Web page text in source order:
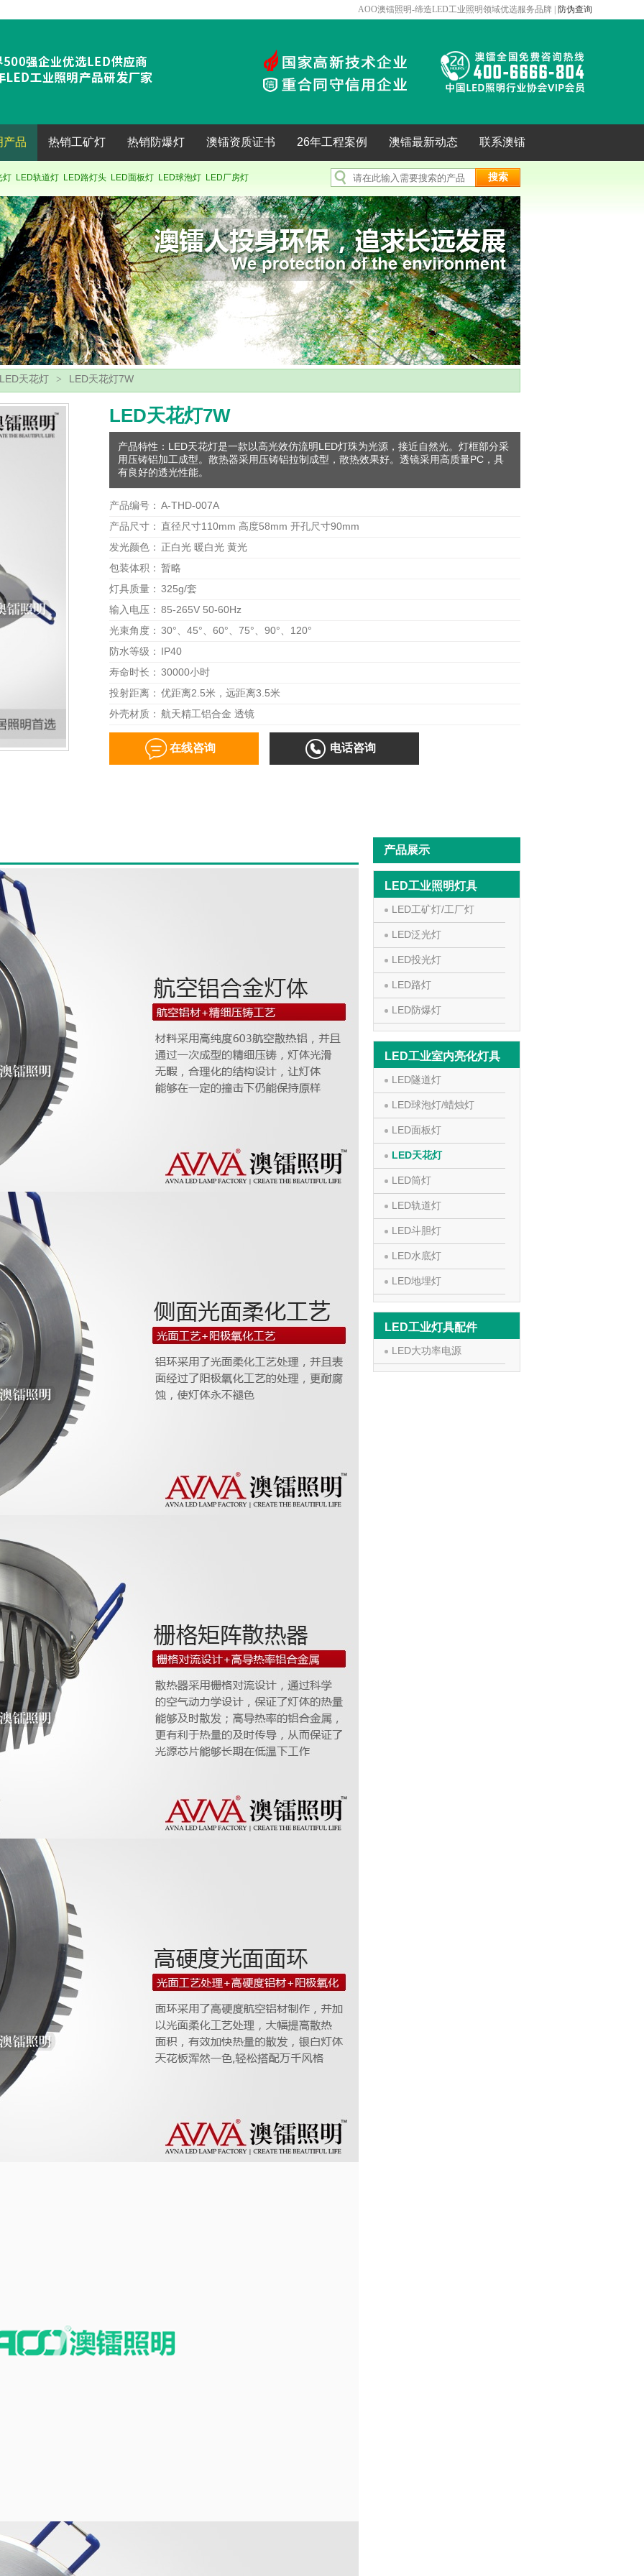
AOO澳镭照明-缔造LED工业照明领域优选服务品牌 | 防伪查询
产品 热销工矿灯 热销防爆灯 澳镭资质证书 26年工程案例 澳镭最新动态 联系澳镭
灯 LED轨道灯 LED路灯头 LED面板灯 LED球泡灯 LED厂房灯
LED天花灯 > LED天花灯7W
LED天花灯7W
产品特性：LED天花灯是一款以高光效仿流明LED灯珠为光源，接近自然光。灯框部分采
用压铸铝加工成型。散热器采用压铸铝拉制成型，散热效果好。透镜采用高质量PC，具
有良好的透光性能。
产品编号： A-THD-007A
产品尺寸： 直径尺寸110mm 高度58mm 开孔尺寸90mm
发光颜色： 正白光 暖白光 黄光
包装体积： 暂略
灯具质量： 325g/套
输入电压： 85-265V 50-60Hz
光束角度： 30°、45°、60°、75°、90°、120°
防水等级： IP40
寿命时长： 30000小时
投射距离： 优距离2.5米，远距离3.5米
外壳材质： 航天精工铝合金 透镜
在线咨询 电话咨询
产品展示
LED工业照明灯具
LED工矿灯/工厂灯
LED泛光灯
LED投光灯
LED路灯
LED防爆灯
LED工业室内亮化灯具
LED隧道灯
LED球泡灯/蜡烛灯
LED面板灯
LED天花灯
LED筒灯
LED轨道灯
LED斗胆灯
LED水底灯
LED地埋灯
LED工业灯具配件
LED大功率电源